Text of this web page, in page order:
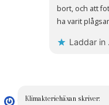
bort, och att
ha varit
Laddar in
Klimakteriehäxan skriver: